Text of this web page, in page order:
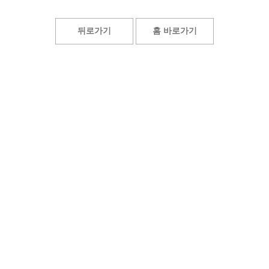
뒤로가기 홈 바로가기